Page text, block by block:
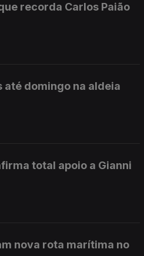
recorda Carlos Paião
até domingo na aldeia
total apoio a Gianni
nova rota marítima no